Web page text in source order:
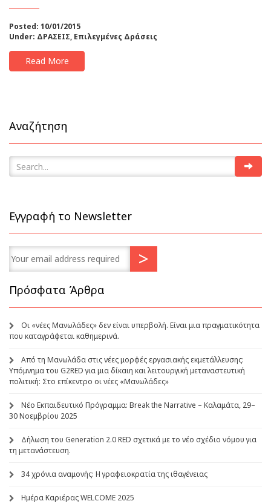
Posted: 10/01/2015
Under: ΔΡΑΣΕΙΣ, Επιλεγμένες Δράσεις
Read More
Αναζήτηση
Εγγραφή το Newsletter
Πρόσφατα Άρθρα
Οι «νέες Μανωλάδες» δεν είναι υπερβολή. Είναι μια πραγματικότητα
που καταγράφεται καθημερινά.
Από τη Μανωλάδα στις νέες μορφές εργασιακής εκμετάλλευσης:
Υπόμνημα του G2RED για μια δίκαιη και λειτουργική μεταναστευτική
πολιτική: Στο επίκεντρο οι νέες «Μανωλάδες»
Νέο Εκπαιδευτικό Πρόγραμμα: Break the Narrative – Καλαμάτα, 29–
30 Νοεμβρίου 2025
Δήλωση του Generation 2.0 RED σχετικά με το νέο σχέδιο νόμου για
τη μετανάστευση.
34 χρόνια αναμονής: Η γραφειοκρατία της ιθαγένειας
Ημέρα Καριέρας WELCOME 2025